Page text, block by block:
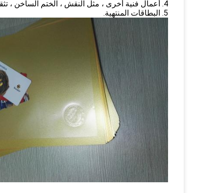
4. أعمال فنية أخرى ، مثل النقش ، الختم الساخن ، تثقيب الثقب ، طباعة الشاشة ، إلخ.
5. البطاقات المنتهية.